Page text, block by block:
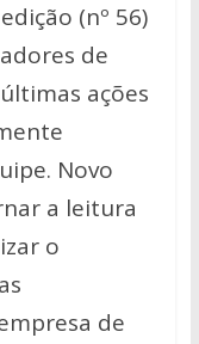
(nº 56)
de
ações
Novo
a leitura
o
de